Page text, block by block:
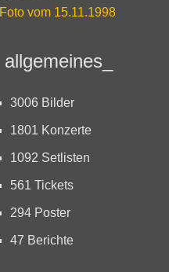
Foto vom 15.11.1998
allgemeines_
3006 Bilder
1801 Konzerte
1092 Setlisten
561 Tickets
294 Poster
47 Berichte